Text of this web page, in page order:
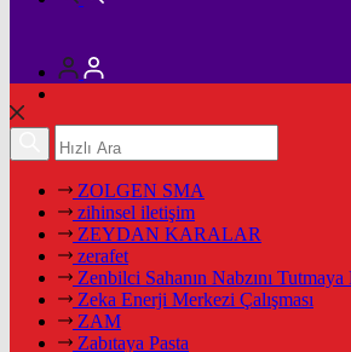
ZOLGEN SMA
zihinsel iletişim
ZEYDAN KARALAR
zerafet
Zenbilci Sahanın Nabzını
Zeka Enerji Merkezi Çalışması
ZAM
Zabıtaya Pasta